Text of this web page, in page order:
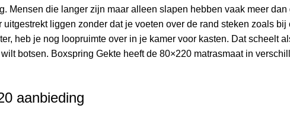
Mensen die langer zijn maar alleen slapen hebben vaak meer
uitgestrekt liggen zonder dat je voeten over de rand steken zoals bij
heb je nog loopruimte over in je kamer voor kasten. Dat scheelt
botsen. Boxspring Gekte heeft de 80×220 matrasmaat in
aanbieding